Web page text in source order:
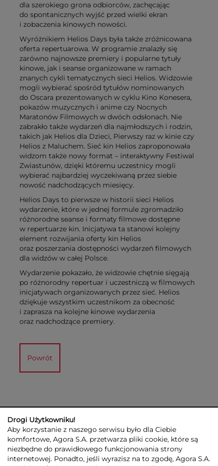
dla szerokiego grona odbiorców, zachęcając
do spontanicznych wyjść przed wielki ekran
i zobaczenia kinowych nowości.
Wyróżnikiem Helios Days była także zróżnicowana
oferta repertuarowa. W programie znalazły się
zarówno najnowsze premiery i popularne tytuły
kinowe, jak i seanse organizowane w ramach
znanych cykli tematycznych sieci Helios. Widzowie
mogli wybierać spośród tytułów nominowanych
do Oscara prezentowanych w cyklu Kino Konesera,
pokazów muzycznych i anime czy Nocnych
Maratonów Filmowych w dwóch odsłonach. Nie
zabrakło także wydarzeń dla najmłodszych i rodzin,
takich jak Helios dla Dzieci, Pierwszy raz w kinie czy
Helios z Maluchem. Sieć kin Helios zaproponowała
widzom także nowy format – interaktywny Festiwal
Zwiastunów, dzięki któremu uczestnicy mogli
wybierać najbardziej wyczekiwaną przez siebie
nowość nadchodzących miesięcy.
Helios Days to pierwsze w historii sieci Helios
wydarzenie, które w jednej formule zgromadziło
różnorodne seanse i formaty filmowe dostępne
w repertuarze kin. Inicjatywa ta stanowi kolejny
element rozwijania oferty kin Helios
oraz poszerzania dostępności wydarzeń filmowych
dla widzów w całej Polsce.
Wydarzenie pokazało, że widzowie chętnie sięgają
po różnorodny repertuar i uczestniczą w filmowych
inicjatywach organizowanych przez sieć. Helios
dziękuje wszystkim uczestnikom za obecność
i zaprasza na kolejne kinowe wydarzenia
oraz nadchodzące premiery.
Powrót
GRUPA AGORA DLA INWESTORÓW DLA MEDIÓW REKLAMA
Drogi Użytkowniku!
Aby korzystanie z naszego serwisu było dla Ciebie
komfortowe, Agora S.A. przetwarza pliki cookie, które są
niezbędne do prawidłowego funkcjonowania strony
internetowej. Ponadto, jeśli wyrazisz na to zgodę, Agora S.A.